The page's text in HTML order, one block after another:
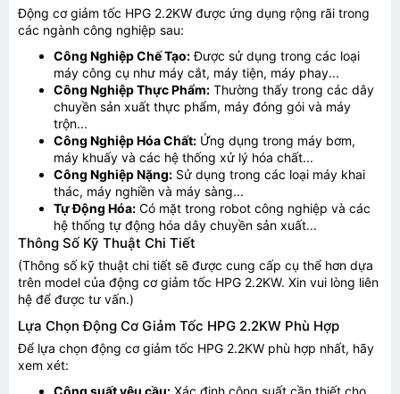
Động cơ giảm tốc HPG 2.2KW được ứng dụng rộng rãi trong
các ngành công nghiệp sau:
Công Nghiệp Chế Tạo:Được sử dụng trong các loại
máy công cụ như máy cắt, máy tiện, máy phay...
Công Nghiệp Thực Phẩm: Thường thấy trong các dây
chuyền sản xuất thực phẩm, máy đóng gói và máy
trộn...
Công Nghiệp Hóa Chất: Ứng dụng trong máy bơm,
máy khuấy và các hệ thống xử lý hóa chất...
Công Nghiệp Nặng: Sử dụng trong các loại máy khai
thác, máy nghiền và máy sàng...
Tự Động Hóa: Có mặt trong robot công nghiệp và các
hệ thống tự động hóa dây chuyền sản xuất...
Thông Số Kỹ Thuật Chi Tiết
(Thông số kỹ thuật chi tiết sẽ được cung cấp cụ thể hơn dựa
trên model của động cơ giảm tốc HPG 2.2KW. Xin vui lòng liên
hệ để được tư vấn.)
Lựa Chọn Động Cơ Giảm Tốc HPG 2.2KW Phù Hợp
Để lựa chọn động cơ giảm tốc HPG 2.2KW phù hợp nhất, hãy
xem xét:
Công suất yêu cầu: Xác định công suất cần thiết cho